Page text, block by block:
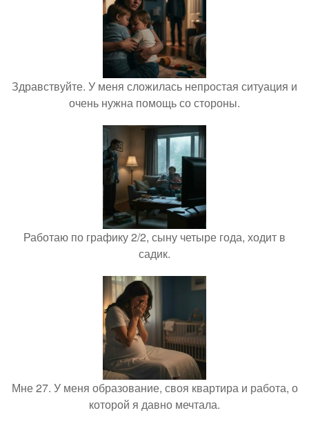
Здравствуйте. У меня сложилась непростая ситуация и
очень нужна помощь со стороны.
Работаю по графику 2/2, сыну четыре года, ходит в
садик.
Мне 27. У меня образование, своя квартира и работа, о
которой я давно мечтала.